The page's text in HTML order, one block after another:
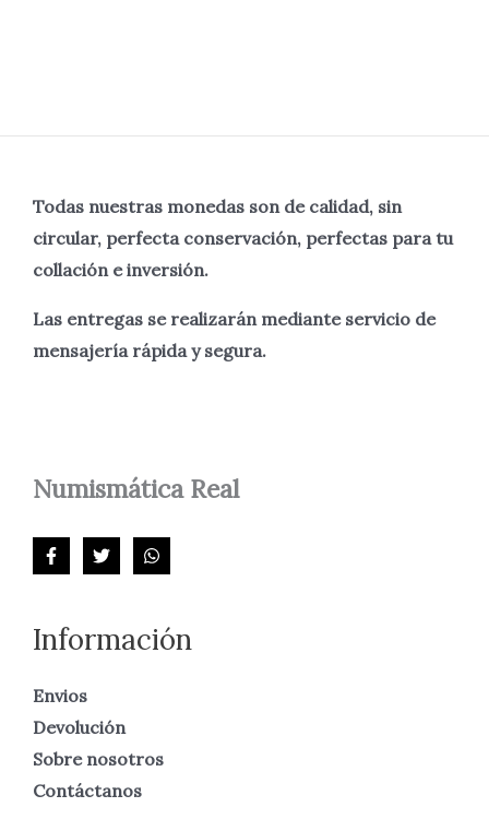
Todas nuestras monedas son de calidad, sin
circular, perfecta conservación, perfectas para tu
collación e inversión.
Las entregas se realizarán mediante servicio de
mensajería rápida y segura.
NumismáticaReal
Información
Envios
Devolución
Sobre nosotros
Contáctanos